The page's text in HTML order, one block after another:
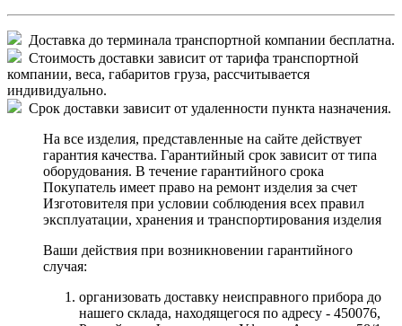
Доставка до терминала транспортной компании бесплатна.
Стоимость доставки зависит от тарифа транспортной
компании, веса, габаритов груза, рассчитывается
индивидуально.
Срок доставки зависит от удаленности пункта назначения.
На все изделия, представленные на сайте действует
гарантия качества. Гарантийный срок зависит от типа
оборудования. В течение гарантийного срока
Покупатель имеет право на ремонт изделия за счет
Изготовителя при условии соблюдения всех правил
эксплуатации, хранения и транспортирования изделия
Ваши действия при возникновении гарантийного
случая:
организовать доставку неисправного прибора до
нашего склада, находящегося по адресу - 450076,